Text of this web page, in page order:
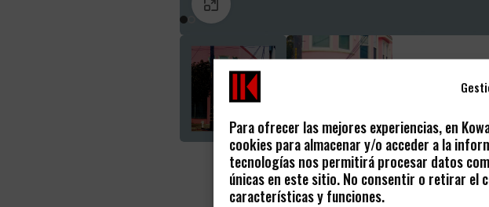
Para ofrecer las mejores experiencias, en
cookies para almacenar y/o acceder a la
tecnologías nos permitirá procesar datos
únicas en este sitio. No consentir o retirar el
características y funciones.